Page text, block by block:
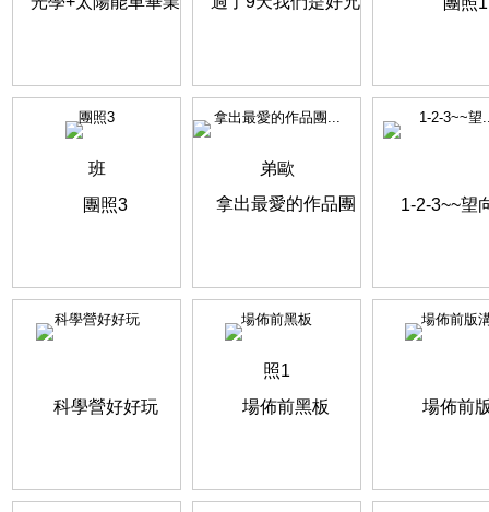
團照3 拿出最愛的作品團... 1-2-3~~望
科學營好好玩 場佈前黑板 場佈前版